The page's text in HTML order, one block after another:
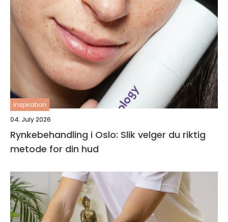
inspiration
04. July 2026
Rynkebehandling i Oslo: Slik velger du riktig
metode for din hud